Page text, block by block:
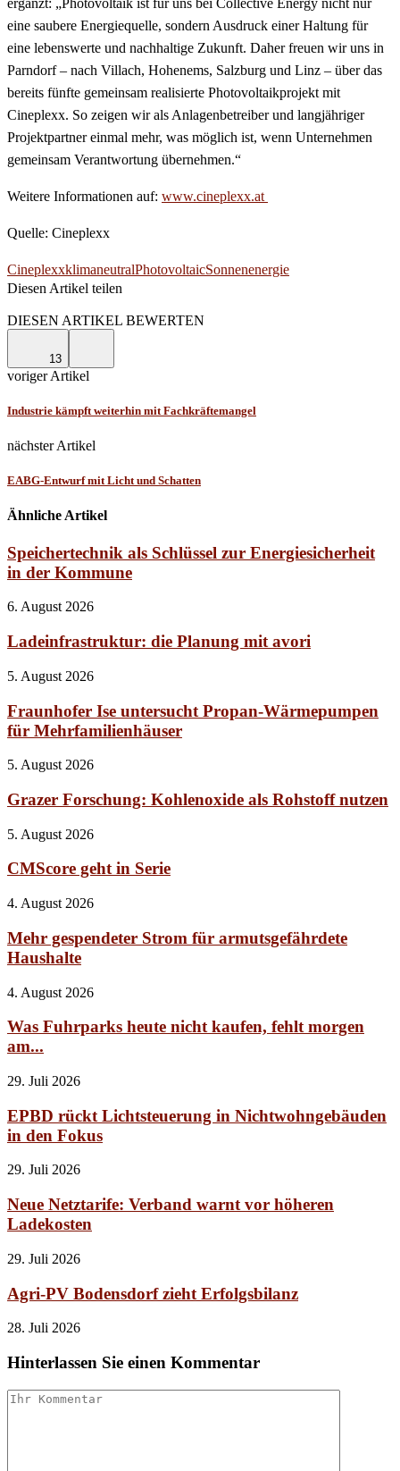
eine saubere Energiequelle, sondern Ausdruck einer Haltung für
eine lebenswerte und nachhaltige Zukunft. Daher freuen wir uns in
Parndorf – nach Villach, Hohenems, Salzburg und Linz – über das
bereits fünfte gemeinsam realisierte Photovoltaikprojekt mit
Cineplexx. So zeigen wir als Anlagenbetreiber und langjähriger
Projektpartner einmal mehr, was möglich ist, wenn Unternehmen
gemeinsam Verantwortung übernehmen.“
Weitere Informationen auf: www.cineplexx.at
Quelle: Cineplexx
CineplexxklimaneutralPhotovoltaicSonnenenergie
Diesen Artikel teilen
DIESEN ARTIKEL BEWERTEN
13
voriger Artikel
Industrie kämpft weiterhin mit Fachkräftemangel
nächster Artikel
EABG-Entwurf mit Licht und Schatten
Ähnliche Artikel
Speichertechnik als Schlüssel zur Energiesicherheit
in der Kommune
6. August 2026
Ladeinfrastruktur: die Planung mit avori
5. August 2026
Fraunhofer Ise untersucht Propan-Wärmepumpen
für Mehrfamilienhäuser
5. August 2026
Grazer Forschung: Kohlenoxide als Rohstoff nutzen
5. August 2026
CMScore geht in Serie
4. August 2026
Mehr gespendeter Strom für armutsgefährdete
Haushalte
4. August 2026
Was Fuhrparks heute nicht kaufen, fehlt morgen
am...
29. Juli 2026
EPBD rückt Lichtsteuerung in Nichtwohngebäuden
in den Fokus
29. Juli 2026
Neue Netztarife: Verband warnt vor höheren
Ladekosten
29. Juli 2026
Agri-PV Bodensdorf zieht Erfolgsbilanz
28. Juli 2026
Hinterlassen Sie einen Kommentar